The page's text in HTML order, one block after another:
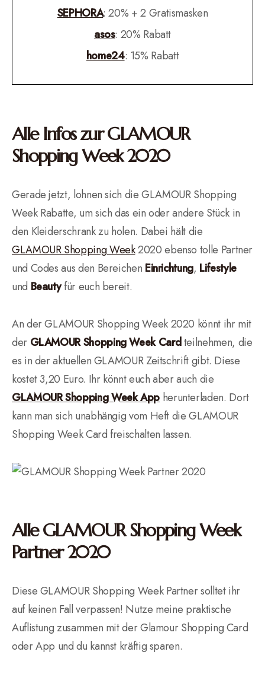
SEPHORA: 20% + 2 Gratismasken
asos: 20% Rabatt
home24: 15% Rabatt
Alle Infos zur GLAMOUR
Shopping Week 2020
Gerade jetzt, lohnen sich die GLAMOUR Shopping
Week Rabatte, um sich das ein oder andere Stück in
den Kleiderschrank zu holen. Dabei hält die
GLAMOUR Shopping Week2020 ebenso tolle Partner
und Codes aus den Bereichen Einrichtung, Lifestyle
und Beautyfür euch bereit.
An der GLAMOUR Shopping Week 2020 könnt ihr mit
der GLAMOUR Shopping Week Cardteilnehmen, die
es in der aktuellen GLAMOUR Zeitschrift gibt. Diese
kostet 3,20 Euro. Ihr könnt euch aber auch die
GLAMOUR Shopping Week App herunterladen. Dort
kann man sich unabhängig vom Heft die GLAMOUR
Shopping Week Card freischalten lassen.
Alle GLAMOUR Shopping Week
Partner 2020
Diese GLAMOUR Shopping Week Partner solltet ihr
auf keinen Fall verpassen! Nutze meine praktische
Auflistung zusammen mit der Glamour Shopping Card
oder App und du kannst kräftig sparen.